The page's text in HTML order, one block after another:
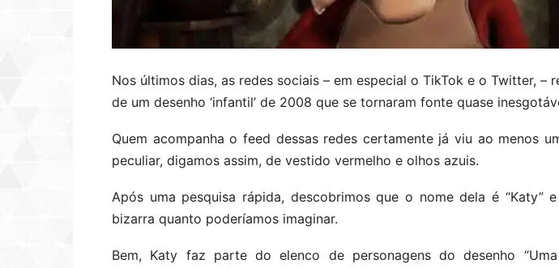
Nos últimos dias, as redes sociais – em especial o TikTok e o Twitter, –
de um desenho ‘infantil’ de 2008 que se tornaram fonte quase
Quem acompanha o feed dessas redes certamente já viu ao menos
peculiar, digamos assim, de vestido vermelho e olhos azuis.
Após uma pesquisa rápida, descobrimos que o nome dela é “Katy”
bizarra quanto poderíamos imaginar.
Bem, Katy faz parte do elenco de personagens do desenho “Uma